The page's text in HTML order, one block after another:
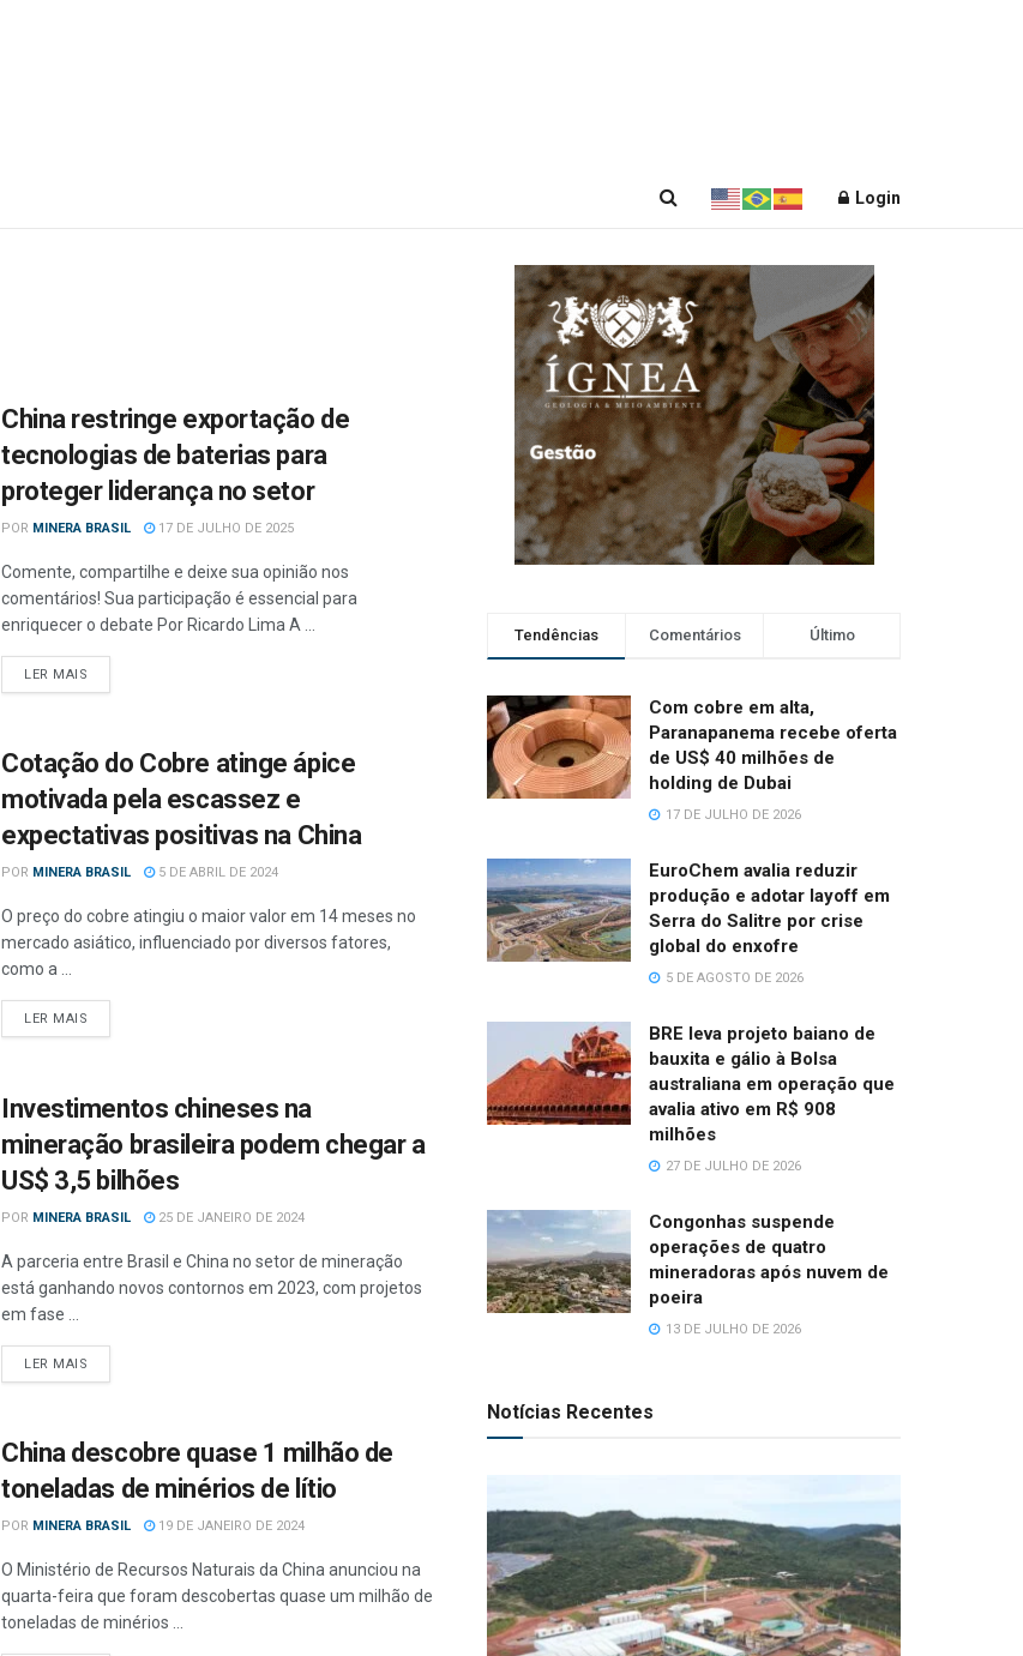
Login
China restringe exportação de
tecnologias de baterias para
proteger liderança no setor
POR MINERA BRASIL 17 DE JULHO DE 2025
Comente, compartilhe e deixe sua opinião nos
comentários! Sua participação é essencial para
enriquecer o debate Por Ricardo Lima A ...
LER MAIS
Cotação do Cobre atinge ápice
motivada pela escassez e
expectativas positivas na China
POR MINERA BRASIL 5 DE ABRIL DE 2024
O preço do cobre atingiu o maior valor em 14 meses no
mercado asiático, influenciado por diversos fatores,
como a ...
LER MAIS
Investimentos chineses na
mineração brasileira podem chegar a
US$ 3,5 bilhões
POR MINERA BRASIL 25 DE JANEIRO DE 2024
A parceria entre Brasil e China no setor de mineração
está ganhando novos contornos em 2023, com projetos
em fase ...
LER MAIS
China descobre quase 1 milhão de
toneladas de minérios de lítio
POR MINERA BRASIL 19 DE JANEIRO DE 2024
O Ministério de Recursos Naturais da China anunciou na
quarta-feira que foram descobertas quase um milhão de
toneladas de minérios ...
Tendências Comentários Último
Com cobre em alta,
Paranapanema recebe oferta
de US$ 40 milhões de
holding de Dubai
17 DE JULHO DE 2026
EuroChem avalia reduzir
produção e adotar layoff em
Serra do Salitre por crise
global do enxofre
5 DE AGOSTO DE 2026
BRE leva projeto baiano de
bauxita e gálio à Bolsa
australiana em operação que
avalia ativo em R$ 908
milhões
27 DE JULHO DE 2026
Congonhas suspende
operações de quatro
mineradoras após nuvem de
poeira
13 DE JULHO DE 2026
Notícias Recentes